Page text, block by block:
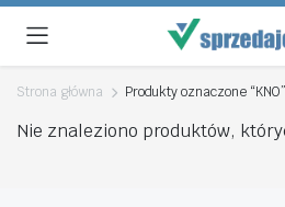
Strona główna Produkty oznaczone “KNO”
Nie znaleziono produktów,